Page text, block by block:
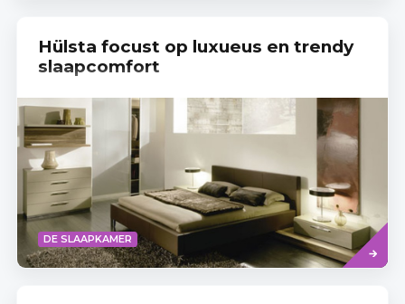
Hülsta focust op luxueus en trendy
slaapcomfort
DE SLAAPKAMER
Read
more